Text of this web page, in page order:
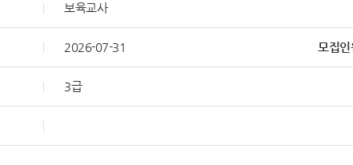
보육교사
2026-07-31 모집인
3급